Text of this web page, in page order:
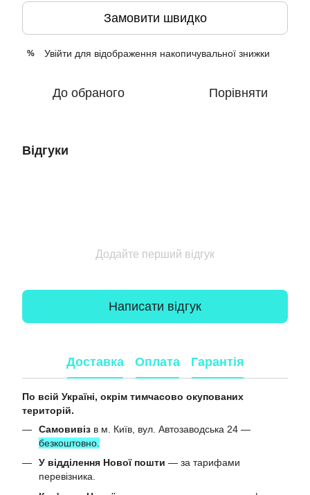
Замовити швидко
% Увійти для відображення накопичувальної знижки
До обраного Порівняти
Відгуки
Додайте перший відгук
Написати відгук
Доставка Оплата Гарантія
По всій Україні, окрім тимчасово окупованих
територій.
Самовивіз в м. Київ, вул. Автозаводська 24 —
безкоштовно.
У відділення Нової пошти — за тарифами
перевізника.